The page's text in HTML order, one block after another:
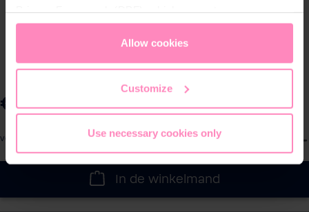
appropriate level of data protection. You canaccept all
only allow necessary cookies
access and change your chosen setting at any time in
Allow cookies
Customize
Use necessary cookies only
€ 99,90 Prijzen incl. BTW en excl.
verzendkosten
In de winkelmand